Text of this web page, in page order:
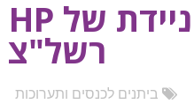
רשל"צ
ביתנים לכנסים ותערוכות